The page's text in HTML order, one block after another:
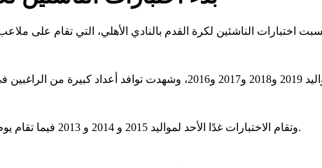
وتقام الاختبارات غدًا الأحد لمواليد 2015 و 2014 و 2013 فيما تقام يوم الاثنين لمواليد 2012 و2011 و2010.